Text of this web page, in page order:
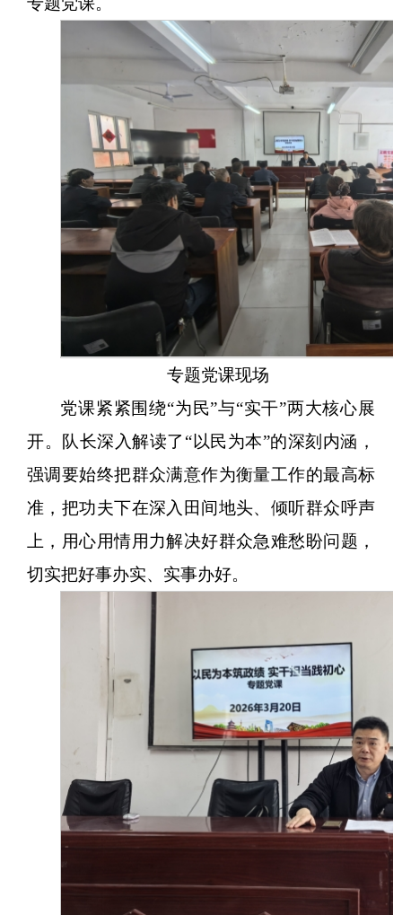
专题党课现场
党课紧紧围绕“为民”与“实干”两大核心展
开。队长深入解读了“以民为本”的深刻内涵，
强调要始终把群众满意作为衡量工作的最高标
准，把功夫下在深入田间地头、倾听群众呼声
上，用心用情用力解决好群众急难愁盼问题，
切实把好事办实、实事办好。